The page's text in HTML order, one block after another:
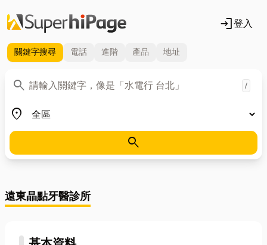
login登入
關鍵字搜尋 電話 進階 產品 地址
search
關鍵字 /
place
地區
search
遠東晶點牙醫診所